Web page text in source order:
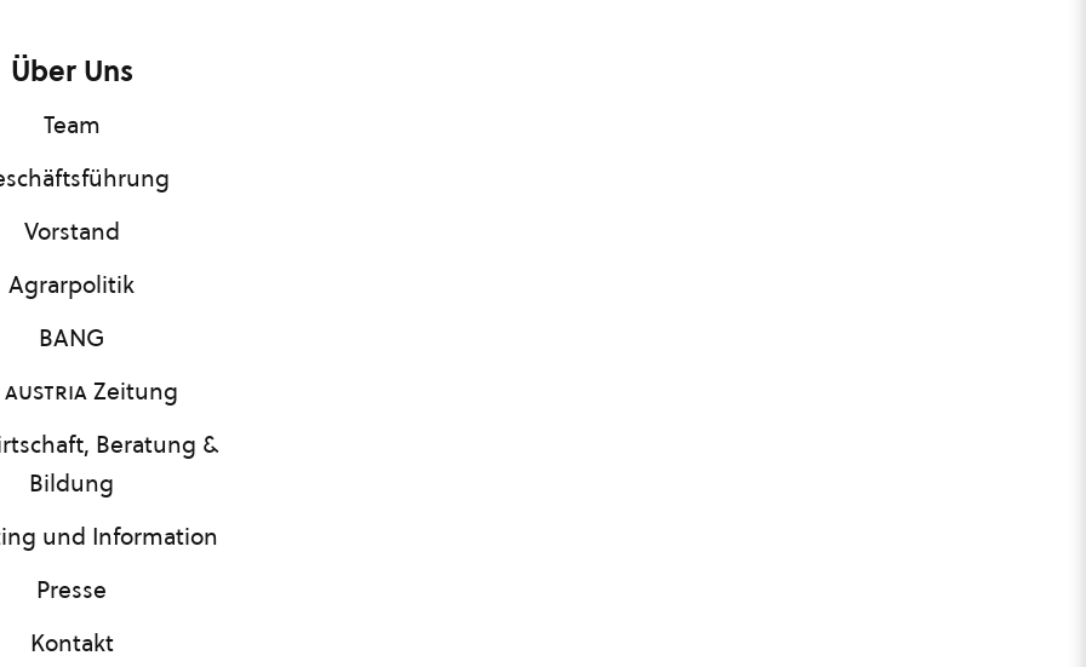
Über Uns
Team
Vorstand
Agrarpolitik
BANG
austriaZeitung
Beratung &
Bildung
und Information
Presse
Kontakt